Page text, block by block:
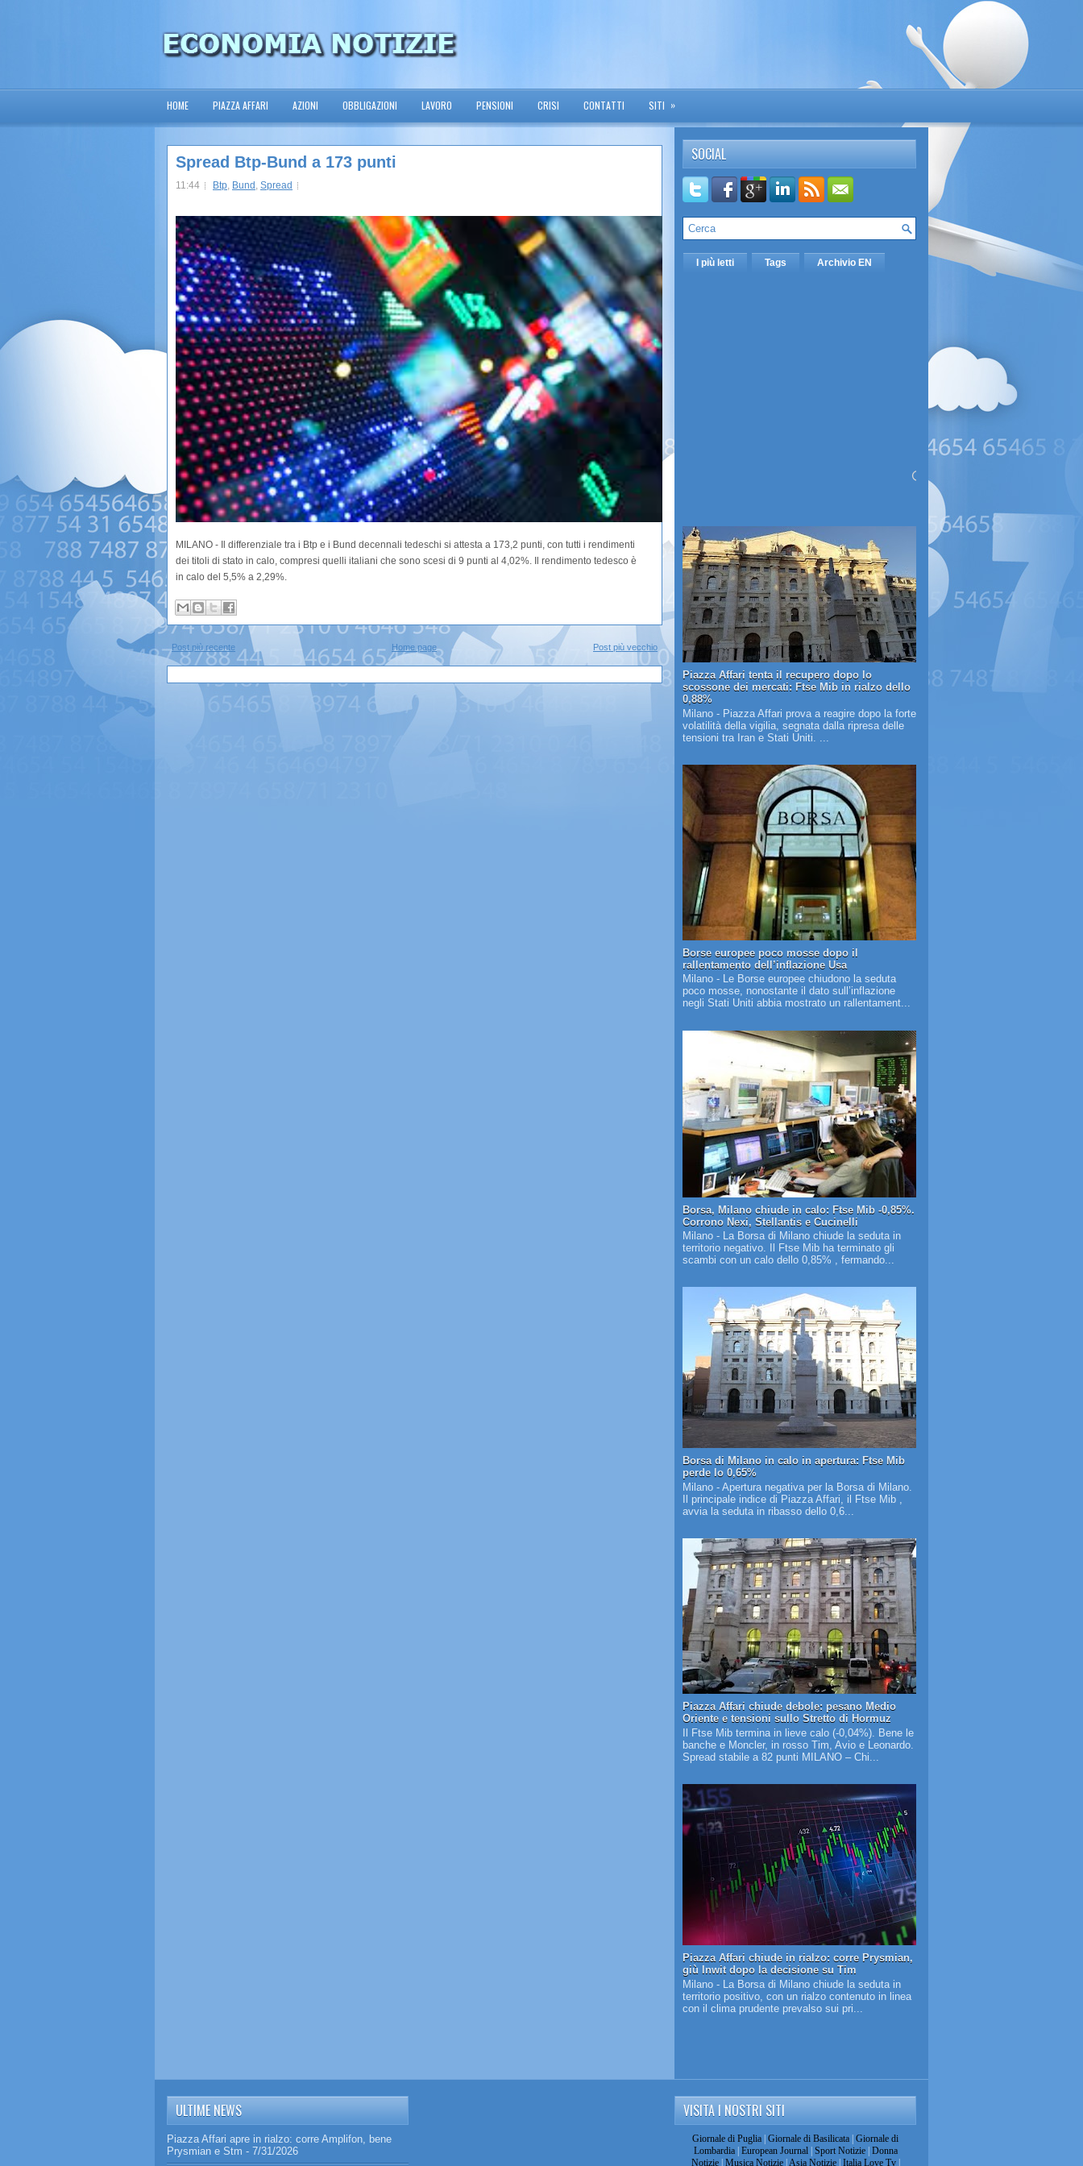
HOME PIAZZA AFFARI AZIONI OBBLIGAZIONI LAVORO PENSIONI CRISI CONTATTI SITI »
Spread Btp-Bund a 173 punti
11:44 Btp, Bund , Spread
MILANO - Il differenziale tra i Btp e i Bund decennali tedeschi si attesta a 173,2 punti, con tutti i rendimenti
dei titoli di stato in calo, compresi quelli italiani che sono scesi di 9 punti al 4,02%. Il rendimento tedesco è
in calo del 5,5% a 2,29%.
Post più recente Post più vecchio
Home page
SOCIAL
I più letti Tags Archivio EN
Piazza Affari tenta il recupero dopo lo
scossone dei mercati: Ftse Mib in rialzo dello
0,88%
Milano - Piazza Affari prova a reagire dopo la forte
volatilità della vigilia, segnata dalla ripresa delle
tensioni tra Iran e Stati Uniti. ...
Borse europee poco mosse dopo il
rallentamento dell’inflazione Usa
Milano - Le Borse europee chiudono la seduta
poco mosse, nonostante il dato sull’inflazione
negli Stati Uniti abbia mostrato un rallentament...
Borsa, Milano chiude in calo: Ftse Mib -0,85%.
Corrono Nexi, Stellantis e Cucinelli
Milano - La Borsa di Milano chiude la seduta in
territorio negativo. Il Ftse Mib ha terminato gli
scambi con un calo dello 0,85% , fermando...
Borsa di Milano in calo in apertura: Ftse Mib
perde lo 0,65%
Milano - Apertura negativa per la Borsa di Milano.
Il principale indice di Piazza Affari, il Ftse Mib ,
avvia la seduta in ribasso dello 0,6...
Piazza Affari chiude debole: pesano Medio
Oriente e tensioni sullo Stretto di Hormuz
Il Ftse Mib termina in lieve calo (-0,04%). Bene le
banche e Moncler, in rosso Tim, Avio e Leonardo.
Spread stabile a 82 punti MILANO – Chi...
Piazza Affari chiude in rialzo: corre Prysmian,
giù Inwit dopo la decisione su Tim
Milano - La Borsa di Milano chiude la seduta in
territorio positivo, con un rialzo contenuto in linea
con il clima prudente prevalso sui pri...
ULTIME NEWS
Piazza Affari apre in rialzo: corre Amplifon, bene
Prysmian e Stm - 7/31/2026
VISITA I NOSTRI SITI
Giornale di Puglia | Giornale di Basilicata | Giornale di
Lombardia| European Journal| Sport Notizie| Donna
Notizie| Musica Notizie| Asia Notizie| Italia Love Tv|